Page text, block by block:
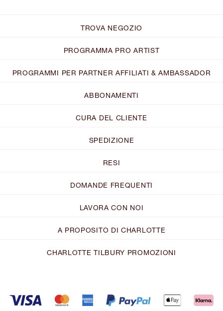
TROVA NEGOZIO
PROGRAMMA PRO ARTIST
PROGRAMMI PER PARTNER AFFILIATI & AMBASSADOR
ABBONAMENTI
CURA DEL CLIENTE
SPEDIZIONE
RESI
DOMANDE FREQUENTI
LAVORA CON NOI
A PROPOSITO DI CHARLOTTE
CHARLOTTE TILBURY PROMOZIONI